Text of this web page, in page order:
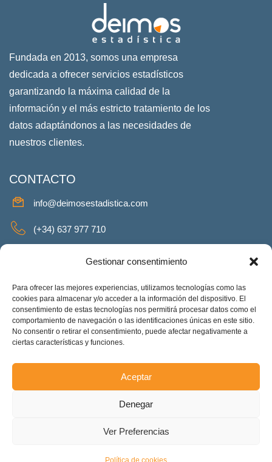
Gestionar consentimiento
Para ofrecer las mejores experiencias, utilizamos tecnologías como las
cookies para almacenar y/o acceder a la información del dispositivo. El
consentimiento de estas tecnologías nos permitirá procesar datos como el
comportamiento de navegación o las identificaciones únicas en este sitio.
No consentir o retirar el consentimiento, puede afectar negativamente a
ciertas características y funciones.
Aceptar
Denegar
Ver Preferencias
Política de cookies
Fundada en 2013, somos una empresa
dedicada a ofrecer servicios estadísticos
garantizando la máxima calidad de la
información y el más estricto tratamiento de los
datos adaptándonos a las necesidades de
nuestros clientes.
CONTACTO
info@deimosestadistica.com
(+34) 637 977 710
REDES SOCIALES
Facebook Twitter
Deimos Estadística S.L. – ES-B90375460. Copyright © 2025.
Todos los derechos reservados.
Accesibilidad